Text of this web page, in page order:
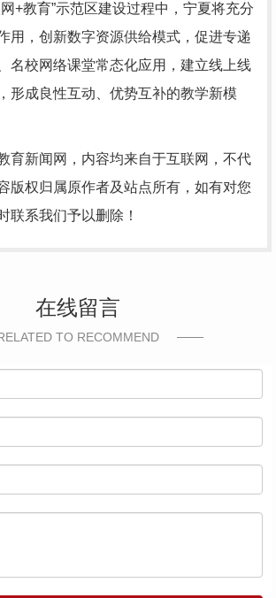
+教育”示范区建设过程中，宁夏将充分
用，创新数字资源供给模式，促进专递
名校网络课堂常态化应用，建立线上线
形成良性互动、优势互补的教学新模
育新闻网，内容均来自于互联网，不代
版权归属原作者及站点所有，如有对您
联系我们予以删除！
在线留言
TO RECOMMEND